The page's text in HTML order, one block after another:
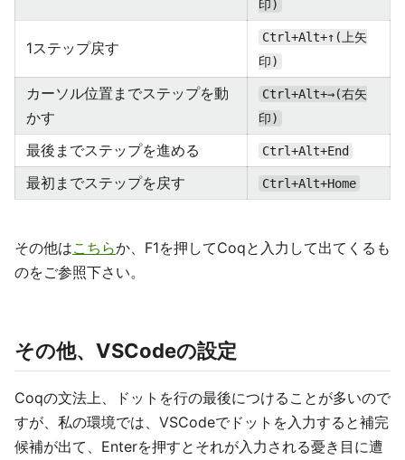
印)
1ステップ戻す
Ctrl+Alt+↑(上矢
印)
カーソル位置までステップを動
かす
Ctrl+Alt+→(右矢
印)
最後までステップを進める Ctrl+Alt+End
最初までステップを戻す Ctrl+Alt+Home
その他はこちらか、F1を押してCoqと入力して出てくるも
のをご参照下さい。
その他、VSCodeの設定
Coqの文法上、ドットを行の最後につけることが多いので
すが、私の環境では、VSCodeでドットを入力すると補完
候補が出て、Enterを押すとそれが入力される憂き目に遭